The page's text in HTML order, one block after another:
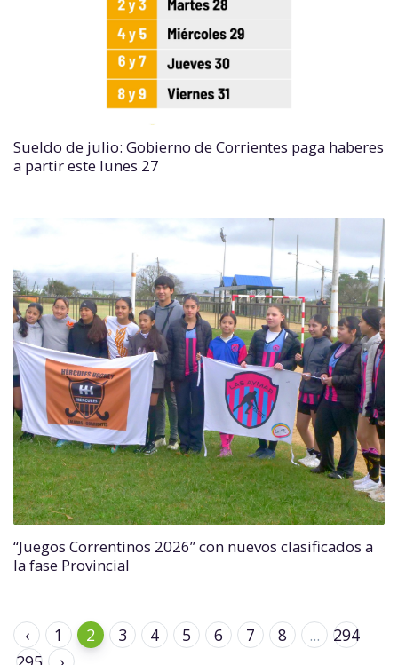
Sueldo de julio: Gobierno de Corrientes paga haberes
a partir este lunes 27
“Juegos Correntinos 2026” con nuevos clasificados a
la fase Provincial
‹ 1 2 3 4 5 6 7 8 ...
294